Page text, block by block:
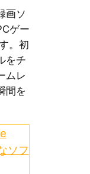
画ソ
ゲー
。初
をチ
ムレ
間を
ソフ